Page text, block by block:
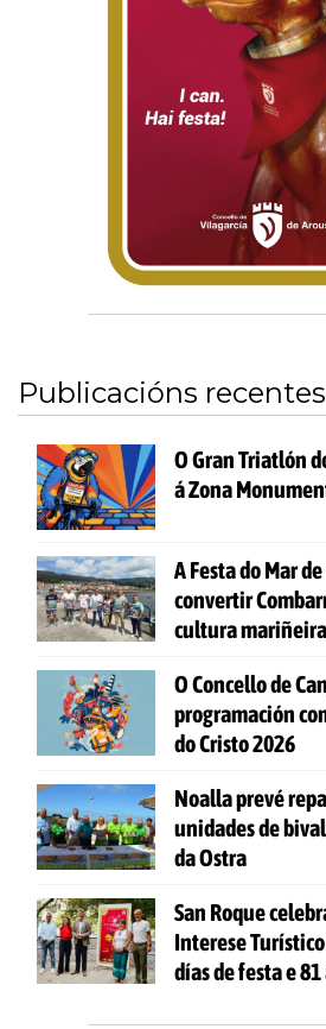
Publicacións recentes
O Gran Triatlón
á Zona
A Festa do Mar
convertir
cultura mariñeira
O Concello de
programación
do Cristo 2026
Noalla prevé
unidades de
da Ostra
San Roque
Interese
días de festa e